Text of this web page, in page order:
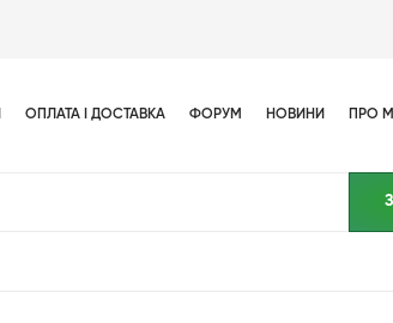
ОПЛАТА І ДОСТАВКА ФОРУМ НОВИНИ ПРО